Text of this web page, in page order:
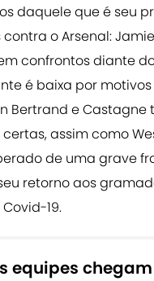
daquele que é seu
o Arsenal:
confrontos diante
é baixa por motivos
Bertrand e
assim como
de uma grave
retorno aos
19.
equipes